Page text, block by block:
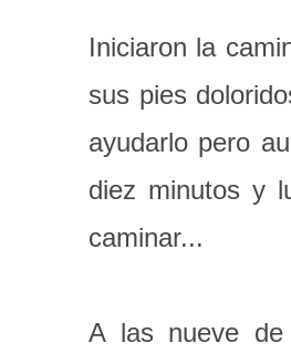
Iniciaron la
sus pies
ayudarlo pero
diez minutos y
caminar...
A las nueve de